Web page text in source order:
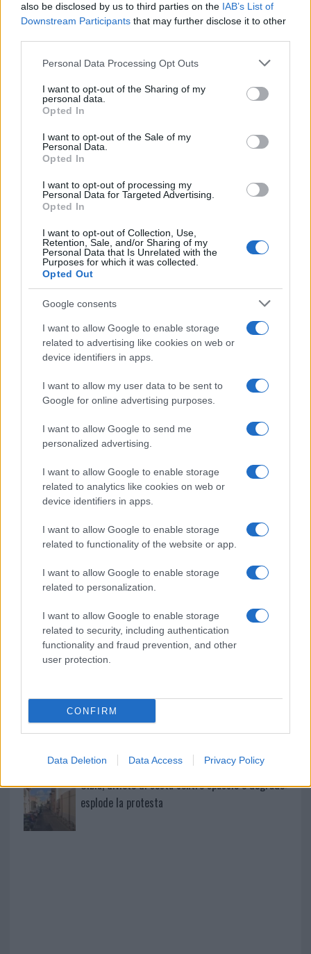
also be disclosed by us to third parties on the IAB’s List of
Downstream Participants that may further disclose it to other
Please note that this website/app uses one or more Google
not limited to your visit or usage behaviour. You may click to
grant or deny consent to Google and its third-party tags to
use your data for below specified purposes in below Google
consent section.
Personal Data Processing Opt Outs
I want to opt-out of the Sharing of my
personal data.
Opted In
I want to opt-out of the Sale of my
Personal Data.
Opted In
I want to opt-out of processing my
Personal Data for Targeted Advertising.
Opted In
I want to opt-out of Collection, Use,
Retention, Sale, and/or Sharing of my
Personal Data that Is Unrelated with the
Purposes for which it was collected.
Opted Out
Google consents
I want to allow Google to enable storage
related to advertising like cookies on web or
device identifiers in apps.
I want to allow my user data to be sent to
Google for online advertising purposes.
I want to allow Google to send me
personalized advertising.
I want to allow Google to enable storage
related to analytics like cookies on web or
device identifiers in apps.
I want to allow Google to enable storage
related to functionality of the website or app.
I want to allow Google to enable storage
related to personalization.
I want to allow Google to enable storage
related to security, including authentication
functionality and fraud prevention, and other
user protection.
CONFIRM
Data Deletion Data Access Privacy Policy
Inviaci le tue segnalazioni,
i tuoi video e le tue foto
Su WhatsApp al numero +39
345 356 7512
Ricevi le nostre ultime news
daGoogle News
Condividi l'articolo
F
a
ce
b
o
o
k
T
w
it
te
r
Pi
n
te
re
st
W
h
s
A
p
p
S
h
re
Prossimo articolo
NOTIZIE RECENTI
Incendio nella notte a Olbia, a fuoco due furgoni
A fuoco un deposito con bombole, intervento dei
vigili del fuoco a Rudalza
Ristorante distrutto dalle fiamme a La
Maddalena, incendio a Monti d’à rena
Le previsioni meteo per il weekend a Olbia e in
Gallura
Michelle Hunziker in Gallura, bella anche dal
Calangianus, dopo le polemiche il centro
Olbia, divieto di sosta contro spaccio e degrado:
esplode la protesta